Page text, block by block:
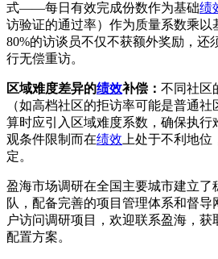
式——每日有效完成份数作为基础绩
访验证的通过率）作为质量系数乘以
80%的访谈员不仅不获额外奖励，还
行无偿重访。
区域难度差异的绩效补偿： 不同社区
（如高档社区的拒访率可能是普通社
算时应引入区域难度系数，确保执行
观条件限制而在绩效 上处于不利地
定。
盈海市场调研在全国主要城市建立了
队，配备完善的项目管理体系和督导
户访问调研项目，欢迎联系盈海，
配置方案。